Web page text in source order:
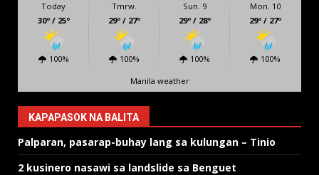
Today
30º / 25º
100%
Tmrw.
29º / 27º
100%
Sun. 9
29º / 28º
100%
Mon. 10
29º / 27º
100%
Manila weather
KAPAPASOK NA BALITA
Palparan, pasarap-buhay lang sa kulungan – Tinio
2 kusinero nasawi sa landslide sa Benguet